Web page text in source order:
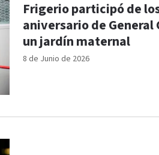
8 de Junio de 2026
Frigerio participó de
aniversario de General
un jardín maternal